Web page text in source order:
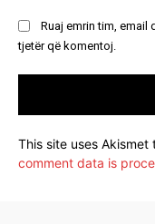
Ruaj emrin tim, email
tjetër që komentoj.
This site uses Akismet
comment data is